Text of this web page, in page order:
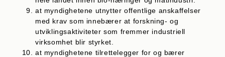
at myndighetene utnytter offentlige anskaffelser
med krav som inne­bærer at forsk­ning- og
utviklingsaktiviteter som fremmer industriell
virksomhet blir styrket.
at myndighetene tilrettelegger for og bærer